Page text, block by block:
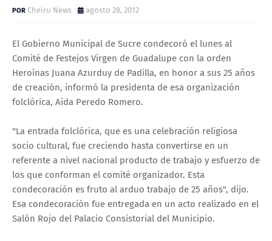
Cheiru News agosto 28, 2012
El Gobierno Municipal de Sucre condecoró el lunes al
Comité de Festejos Virgen de Guadalupe con la orden
Heroínas Juana Azurduy de Padilla, en honor a sus 25 años
de creación, informó la presidenta de esa organización
folclórica, Aida Peredo Romero.
"La entrada folclórica, que es una celebración religiosa
socio cultural, fue creciendo hasta convertirse en un
referente a nivel nacional producto de trabajo y esfuerzo de
los que conforman el comité organizador. Esta
condecoración es fruto al arduo trabajo de 25 años", dijo.
Esa condecoración fue entregada en un acto realizado en el
Salón Rojo del Palacio Consistorial del Municipio.